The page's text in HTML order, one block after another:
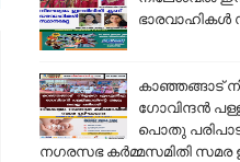
ഭാരവാഹികൾ
ഗോവിന്ദൻ
പൊതു
നഗരസഭ കർമ്മസമിതി സമര